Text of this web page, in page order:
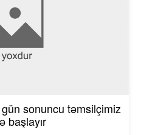
sonuncu təmsilçimiz
başlayır